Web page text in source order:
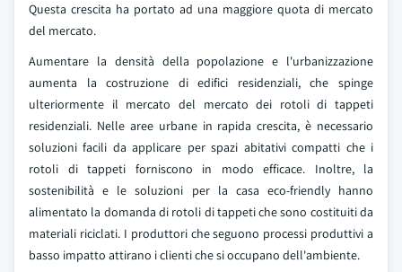
Questa crescita ha portato ad una maggiore quota di mercato
del mercato.
Aumentare la densità della popolazione e l'urbanizzazione
aumenta la costruzione di edifici residenziali, che spinge
ulteriormente il mercato del mercato dei rotoli di tappeti
residenziali. Nelle aree urbane in rapida crescita, è necessario
soluzioni facili da applicare per spazi abitativi compatti che i
rotoli di tappeti forniscono in modo efficace. Inoltre, la
sostenibilità e le soluzioni per la casa eco-friendly hanno
alimentato la domanda di rotoli di tappeti che sono costituiti da
materiali riciclati. I produttori che seguono processi produttivi a
basso impatto attirano i clienti che si occupano dell'ambiente.